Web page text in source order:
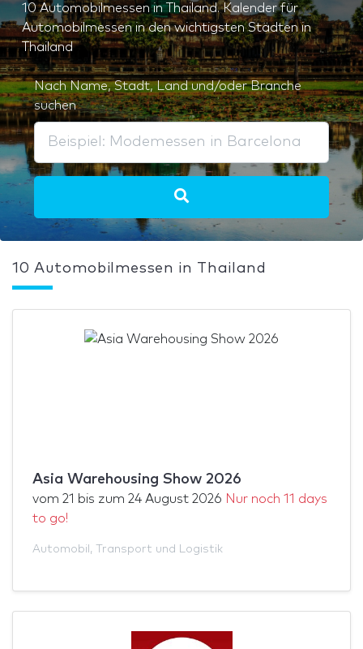
10 Automobilmessen in Thailand. Kalender für
Automobilmessen in den wichtigsten Städten in
Thailand
Nach Name, Stadt, Land und/oder Branche
suchen
10 Automobilmessen in Thailand
Asia Warehousing Show 2026
vom 21 bis zum 24 August 2026 Nur noch 11 days
to go!
Automobil , Transport und Logistik